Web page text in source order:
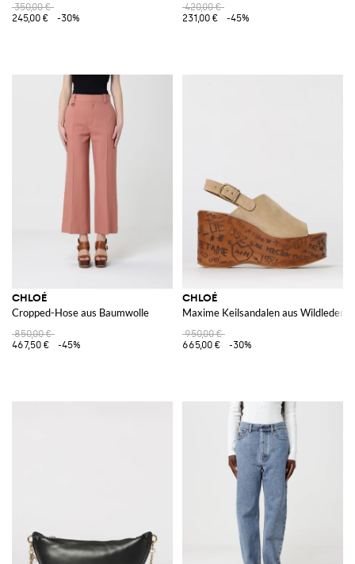
350,00 €
245,00 €
-30%
420,00 €
231,00 €
-45%
CHLOÉ
Cropped-Hose aus Baumwolle
850,00 €
467,50 €
-45%
CHLOÉ
Maxime Keilsandalen aus Wildleder
950,00 €
665,00 €
-30%